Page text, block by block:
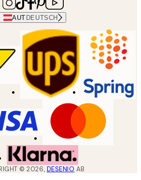
AUT DEUTSCH
©2026, DESENIO AB